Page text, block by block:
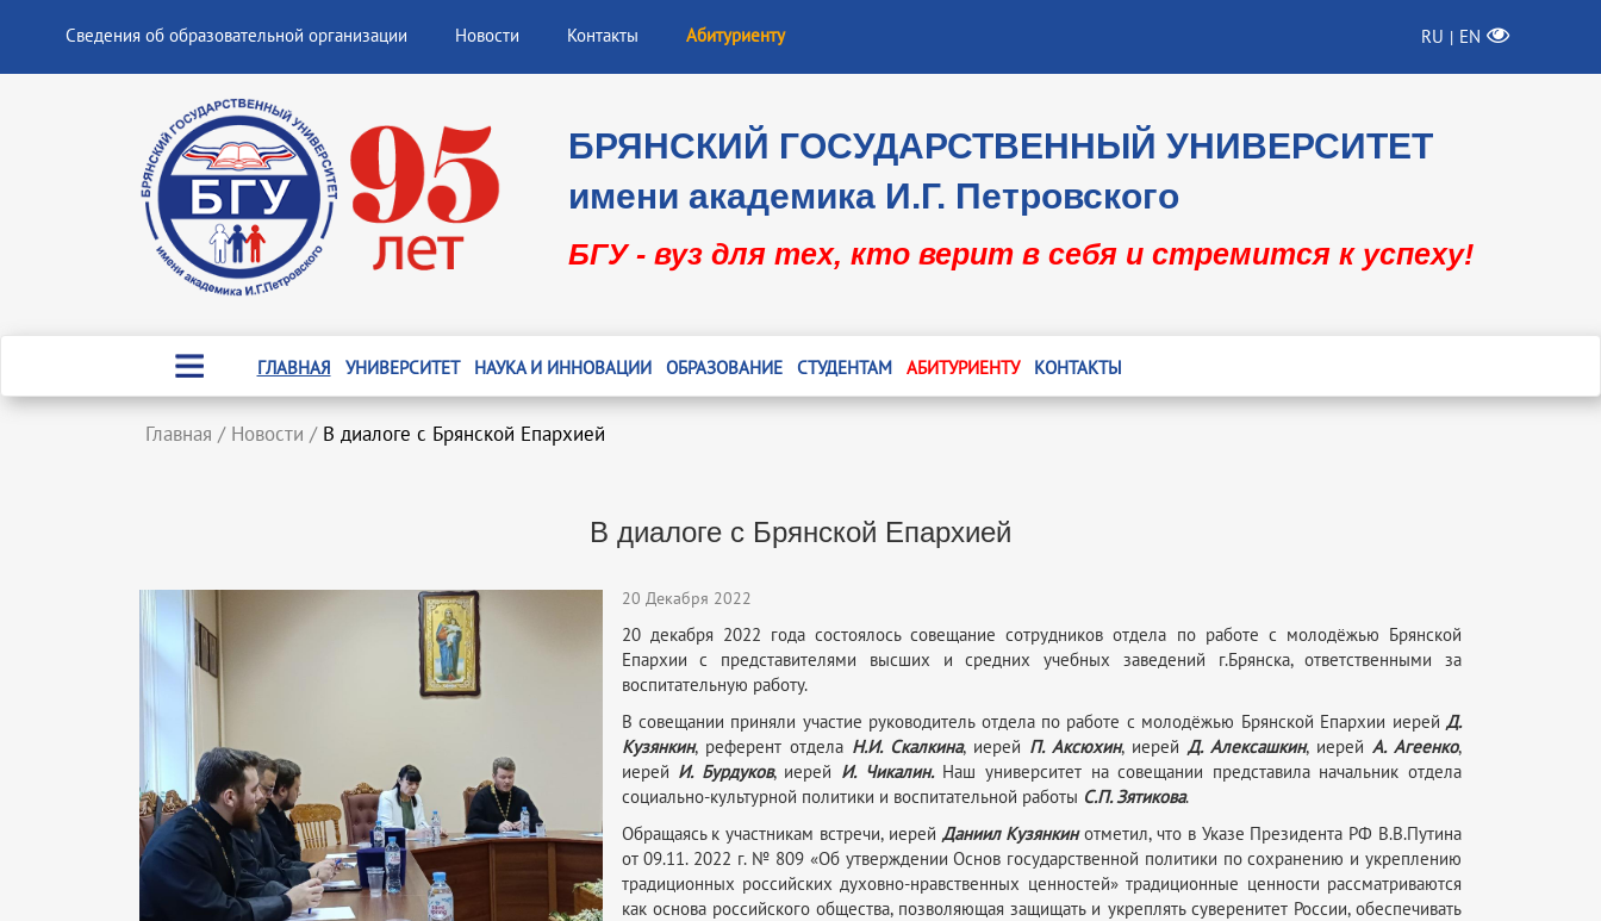
Сведения об образовательной организации Новости Контакты Абитуриенту RU | EN
БРЯНСКИЙ ГОСУДАРСТВЕННЫЙ УНИВЕРСИТЕТ
имени академика И.Г. Петровского
БГУ - вуз для тех, кто верит в себя и стремится к успеху!
ГЛАВНАЯ УНИВЕРСИТЕТ НАУКА И ИННОВАЦИИ ОБРАЗОВАНИЕ СТУДЕНТАМ АБИТУРИЕНТУ КОНТАКТЫ
Главная / Новости / В диалоге с Брянской Епархией
В диалоге с Брянской Епархией
20 Декабря 2022
20 декабря 2022 года состоялось совещание сотрудников отдела по работе с молодёжью Брянской
Епархии с представителями высших и средних учебных заведений г.Брянска, ответственными за
воспитательную работу.
В совещании приняли участие руководитель отдела по работе с молодёжью Брянской Епархии иерей Д.
Кузянкин, референт отдела Н.И. Скалкина, иерей П. Аксюхин, иерей Д. Алексашкин, иерей А. Агеенко,
иерей И. Бурдуков, иерей И. Чикалин.Наш университет на совещании представила начальник отдела
социально-культурной политики и воспитательной работы С.П. Зятикова.
Обращаясь к участникам встречи, иерей Даниил Кузянкинотметил, что в Указе Президента РФ В.В.Путина
от 09.11. 2022 г. № 809 «Об утверждении Основ государственной политики по сохранению и укреплению
традиционных российских духовно-нравственных ценностей» традиционные ценности рассматриваются
как основа российского общества, позволяющая защищать и укреплять суверенитет России, обеспечивать